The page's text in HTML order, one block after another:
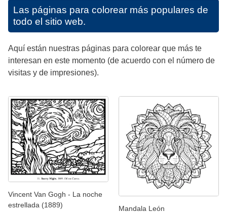
Las páginas para colorear más populares de
todo el sitio web.
Aquí están nuestras páginas para colorear que más te
interesan en este momento (de acuerdo con el número de
visitas y de impresiones).
Vincent Van Gogh - La noche
estrellada (1889)
Mandala León